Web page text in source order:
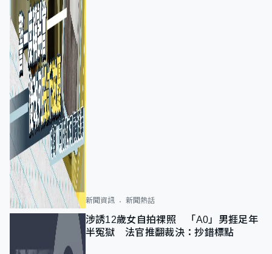
新聞資訊 新聞熱話
涉誘12歲女自拍祼照 「A0」男捱足年
半冤獄 法官推翻裁決：抄錯標點